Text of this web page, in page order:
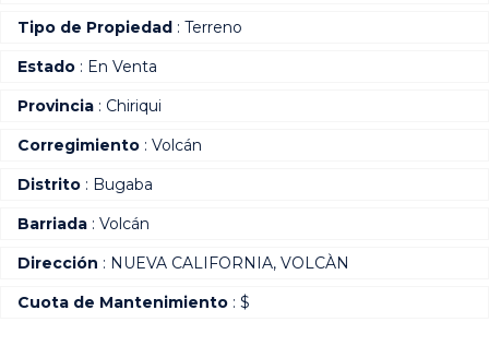
Tipo de Propiedad : Terreno
Estado : En Venta
Provincia : Chiriqui
Corregimiento : Volcán
Distrito : Bugaba
Barriada : Volcán
Dirección : NUEVA CALIFORNIA, VOLCÀN
Cuota de Mantenimiento : $